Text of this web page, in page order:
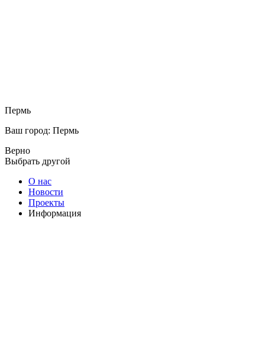
Пермь
Ваш город: Пермь
Верно
Выбрать другой
О нас
Новости
Проекты
Информация